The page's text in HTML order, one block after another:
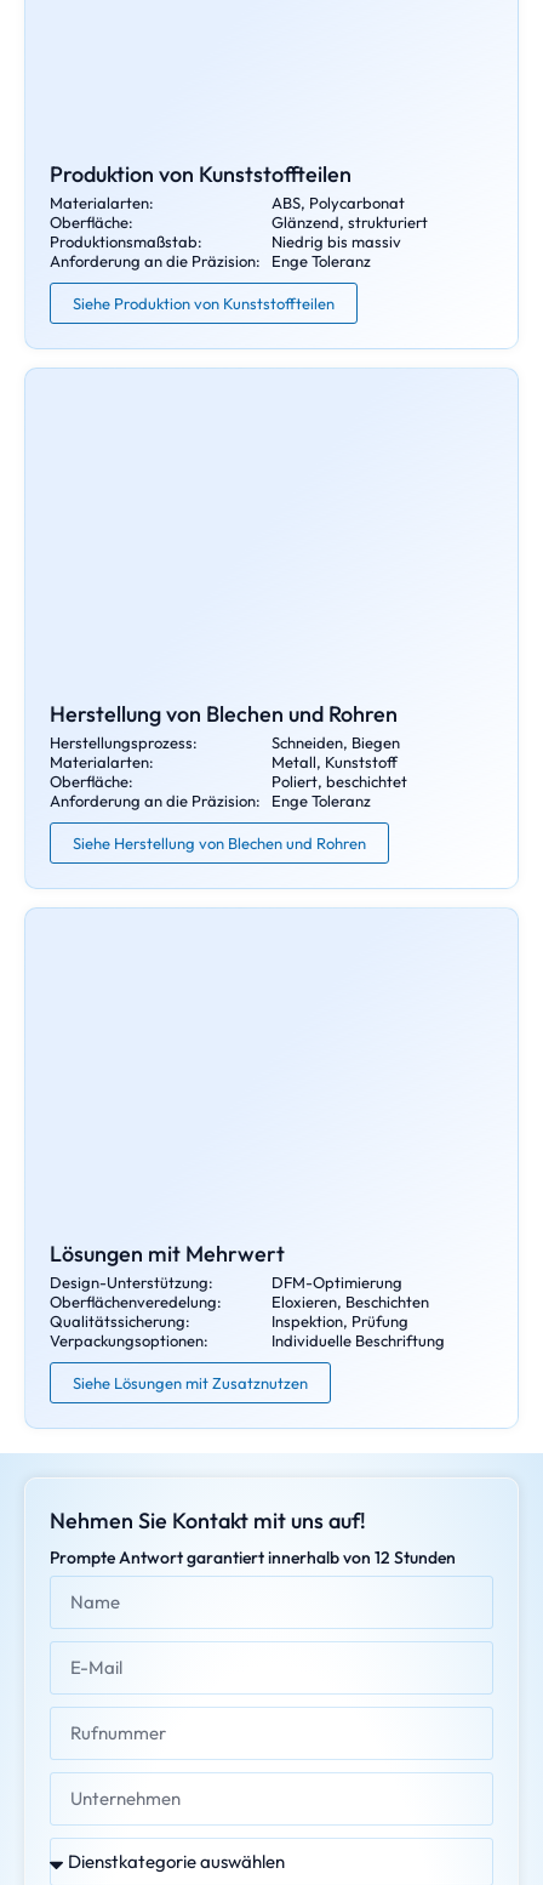
Produktion von Kunststoffteilen
Materialarten:
ABS, Polycarbonat
Oberfläche:
Glänzend, strukturiert
Produktionsmaßstab:
Niedrig bis massiv
Anforderung an die Präzision:
Enge Toleranz
Siehe Produktion von Kunststoffteilen
Herstellung von Blechen und Rohren
Herstellungsprozess:
Schneiden, Biegen
Materialarten:
Metall, Kunststoff
Oberfläche:
Poliert, beschichtet
Anforderung an die Präzision:
Enge Toleranz
Siehe Herstellung von Blechen und Rohren
Lösungen mit Mehrwert
Design-Unterstützung:
DFM-Optimierung
Oberflächenveredelung:
Eloxieren, Beschichten
Qualitätssicherung:
Inspektion, Prüfung
Verpackungsoptionen:
Individuelle Beschriftung
Siehe Lösungen mit Zusatznutzen
Nehmen Sie Kontakt mit uns auf!
Prompte Antwort garantiert innerhalb von 12 Stunden